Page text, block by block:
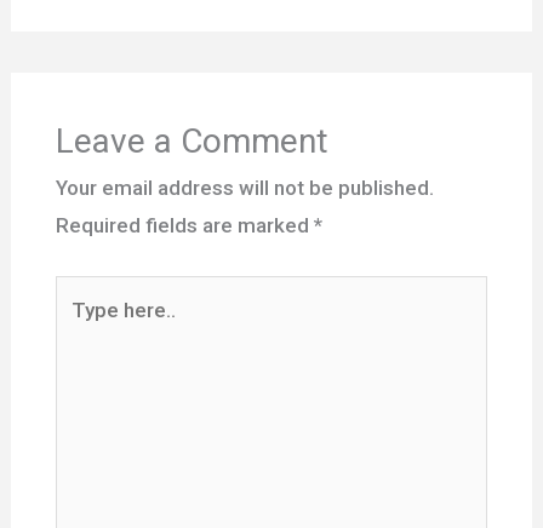
Leave a Comment
Your email address will not be published.
Required fields are marked *